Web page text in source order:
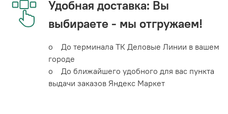
Удобная доставка: Вы
выбираете - мы отгружаем!
o До терминала ТК Деловые Линии в вашем
городе
o До ближайшего удобного для вас пункта
выдачи заказов Яндекс Маркет